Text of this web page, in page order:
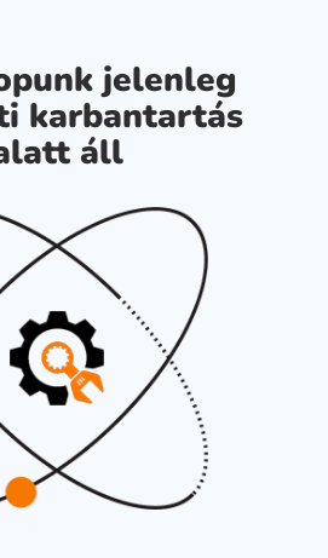
jelenleg
karbantartás
áll